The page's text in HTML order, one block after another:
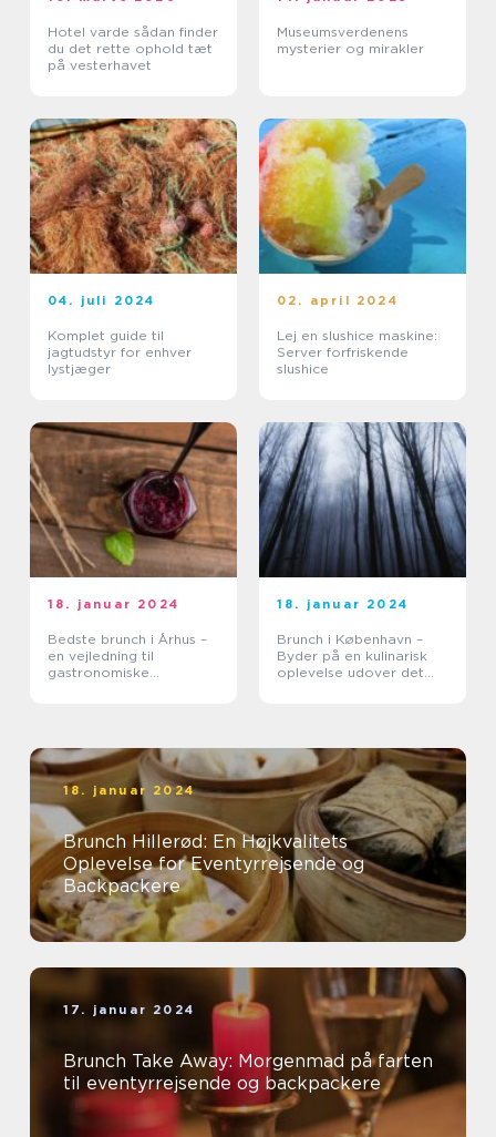
Hotel varde sådan finder
du det rette ophold tæt
på vesterhavet
Museumsverdenens
mysterier og mirakler
04. juli 2024
Komplet guide til
jagtudstyr for enhver
lystjæger
02. april 2024
Lej en slushice maskine:
Server forfriskende
slushice
18. januar 2024
Bedste brunch i Århus –
en vejledning til
gastronomiske
18. januar 2024
Brunch i København –
Byder på en kulinarisk
oplevelse udover det
18. januar 2024
Brunch Hillerød: En Højkvalitets
Oplevelse for Eventyrrejsende og
Backpackere
17. januar 2024
Brunch Take Away: Morgenmad på farten
til eventyrrejsende og backpackere